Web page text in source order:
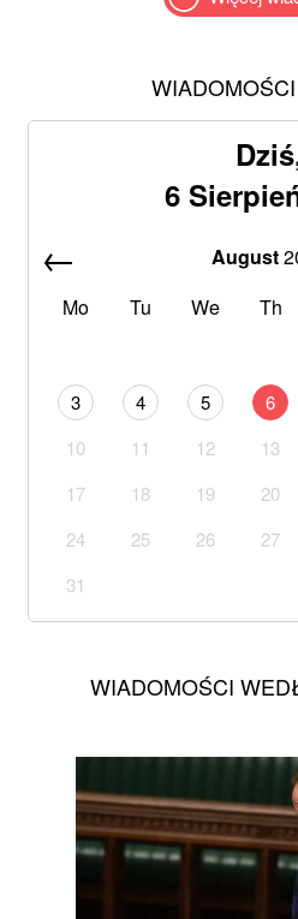
6
August
Mo
Tu We Th
3
4 5 6
10
11 12 13
17
18 19 20
24
25 26 27
31
WIADOMOŚCI